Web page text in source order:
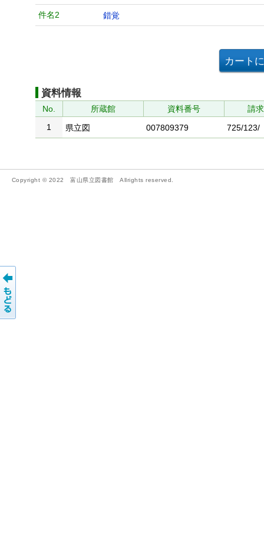
件名2 錯覚
資料情報
No. 所蔵館 資料番号
請
1
県立図 007809379 725/123/
Copyright © 2022 富山県立図書館 Allrights reserved.